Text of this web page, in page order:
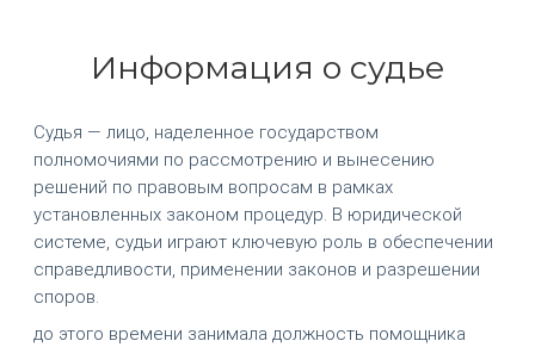
Информация о судье
Судья — лицо, наделенное государством
полномочиями по рассмотрению и вынесению
решений по правовым вопросам в рамках
установленных законом процедур. В юридической
системе, судьи играют ключевую роль в обеспечении
справедливости, применении законов и разрешении
споров.
до этого времени занимала должность помощника